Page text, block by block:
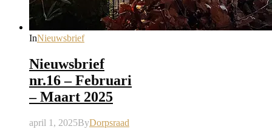
InNieuwsbrief
Nieuwsbrief
nr.16 – Februari
– Maart 2025
april 1, 2025ByDorpsraad